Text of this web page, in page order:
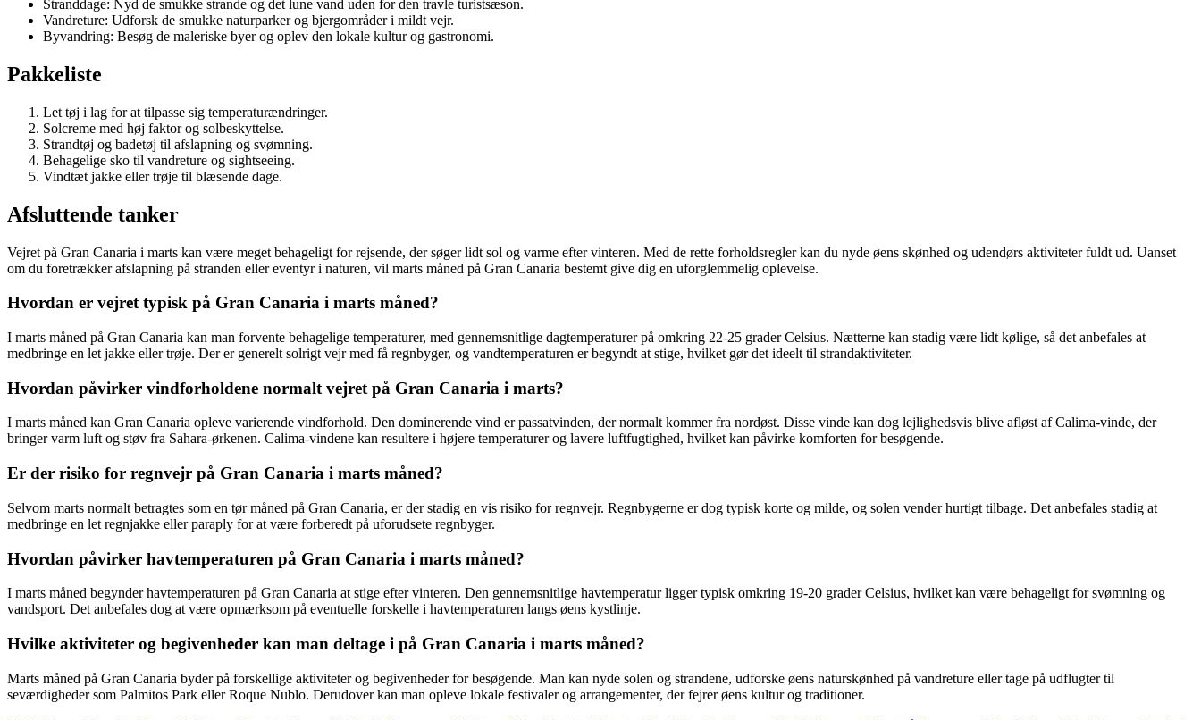
Stranddage: Nyd de smukke strande og det lune vand uden for den travle turistsæson.
Vandreture: Udforsk de smukke naturparker og bjergområder i mildt vejr.
Byvandring: Besøg de maleriske byer og oplev den lokale kultur og gastronomi.
Pakkeliste
Let tøj i lag for at tilpasse sig temperaturændringer.
Solcreme med høj faktor og solbeskyttelse.
Strandtøj og badetøj til afslapning og svømning.
Behagelige sko til vandreture og sightseeing.
Vindtæt jakke eller trøje til blæsende dage.
Afsluttende tanker
Vejret på Gran Canaria i marts kan være meget behageligt for rejsende, der søger lidt sol og varme efter vinteren. Med de rette forholdsregler kan du nyde øens skønhed og udendørs aktiviteter fuldt ud. Uanset
om du foretrækker afslapning på stranden eller eventyr i naturen, vil marts måned på Gran Canaria bestemt give dig en uforglemmelig oplevelse.
Hvordan er vejret typisk på Gran Canaria i marts måned?
I marts måned på Gran Canaria kan man forvente behagelige temperaturer, med gennemsnitlige dagtemperaturer på omkring 22-25 grader Celsius. Nætterne kan stadig være lidt kølige, så det anbefales at
medbringe en let jakke eller trøje. Der er generelt solrigt vejr med få regnbyger, og vandtemperaturen er begyndt at stige, hvilket gør det ideelt til strandaktiviteter.
Hvordan påvirker vindforholdene normalt vejret på Gran Canaria i marts?
I marts måned kan Gran Canaria opleve varierende vindforhold. Den dominerende vind er passatvinden, der normalt kommer fra nordøst. Disse vinde kan dog lejlighedsvis blive afløst af Calima-vinde, der
bringer varm luft og støv fra Sahara-ørkenen. Calima-vindene kan resultere i højere temperaturer og lavere luftfugtighed, hvilket kan påvirke komforten for besøgende.
Er der risiko for regnvejr på Gran Canaria i marts måned?
Selvom marts normalt betragtes som en tør måned på Gran Canaria, er der stadig en vis risiko for regnvejr. Regnbygerne er dog typisk korte og milde, og solen vender hurtigt tilbage. Det anbefales stadig at
medbringe en let regnjakke eller paraply for at være forberedt på uforudsete regnbyger.
Hvordan påvirker havtemperaturen på Gran Canaria i marts måned?
I marts måned begynder havtemperaturen på Gran Canaria at stige efter vinteren. Den gennemsnitlige havtemperatur ligger typisk omkring 19-20 grader Celsius, hvilket kan være behageligt for svømning og
vandsport. Det anbefales dog at være opmærksom på eventuelle forskelle i havtemperaturen langs øens kystlinje.
Hvilke aktiviteter og begivenheder kan man deltage i på Gran Canaria i marts måned?
Marts måned på Gran Canaria byder på forskellige aktiviteter og begivenheder for besøgende. Man kan nyde solen og strandene, udforske øens naturskønhed på vandreture eller tage på udflugter til
seværdigheder som Palmitos Park eller Roque Nublo. Derudover kan man opleve lokale festivaler og arrangementer, der fejrer øens kultur og traditioner.